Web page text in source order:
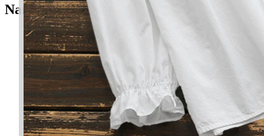
Nama Perempuan
Ibriz Amilin
Emas murni
Orang-orang yang beramal
Ilma Azzalea
Pengetahuan
Kekal Abadi